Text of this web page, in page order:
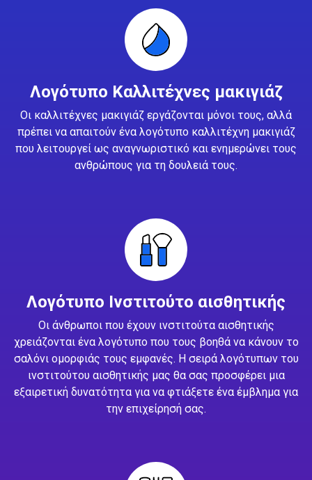
Λογότυπο Καλλιτέχνες μακιγιάζ
Οι καλλιτέχνες μακιγιάζ εργάζονται μόνοι τους, αλλά
πρέπει να απαιτούν ένα λογότυπο καλλιτέχνη μακιγιάζ
που λειτουργεί ως αναγνωριστικό και ενημερώνει τους
ανθρώπους για τη δουλειά τους.
Λογότυπο Ινστιτούτο αισθητικής
Οι άνθρωποι που έχουν ινστιτούτα αισθητικής
χρειάζονται ένα λογότυπο που τους βοηθά να κάνουν το
σαλόνι ομορφιάς τους εμφανές. Η σειρά λογότυπων του
ινστιτούτου αισθητικής μας θα σας προσφέρει μια
εξαιρετική δυνατότητα για να φτιάξετε ένα έμβλημα για
την επιχείρησή σας.